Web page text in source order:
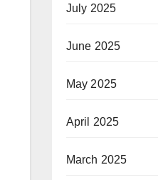
July 2025
June 2025
May 2025
April 2025
March 2025